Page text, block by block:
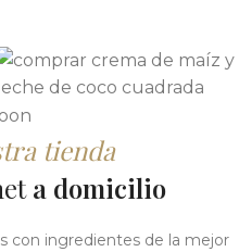
YA
EN
MADRID
PARA
CAJAS
THE
COOK
CAJAS DE
PARA
EL LUGAR
tienda
a domicilio
con ingredientes de la mejor